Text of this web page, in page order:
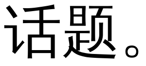
话题。